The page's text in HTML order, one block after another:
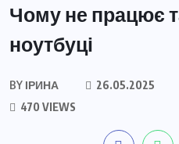
Чому не працює
ноутбуці
BY ІРИНА 26.05.2025
470 VIEWS